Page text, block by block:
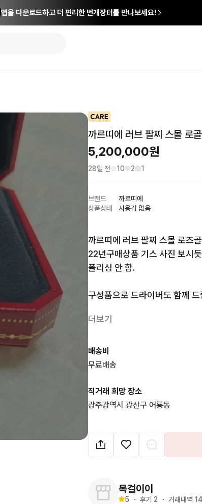
앱을 다운로드하고 더 편리한 번개장터를 만나보세요!
까르띠에 러브 팔찌 스몰 로
5,200,000원
28일 전 10 2 1
브랜드
까르띠에
상품상태
사용감 없음
까르띠에 러브 팔찌 스몰 로즈
22년구매상품 기스 사진 보시
폴리싱 안 함.
구성품으로 드라이버도 함께
더보기
배송비
무료배송
직거래 희망 장소
광주광역시 광산구 어룡동
목걸이이
5 ・ 후기 2 ・ 거래내역 14